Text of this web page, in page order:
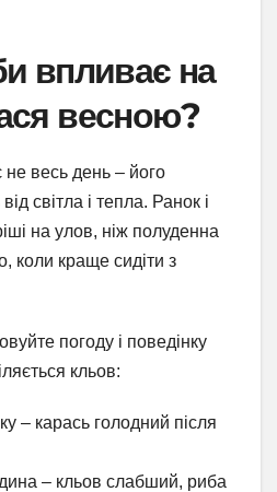
впливає на
весною?
весь день – його
світла і тепла. Ранок і
на улов, ніж полуденна
коли краще сидіти з
погоду і поведінку
кльов:
– карась голодний після
– кльов слабший, риба